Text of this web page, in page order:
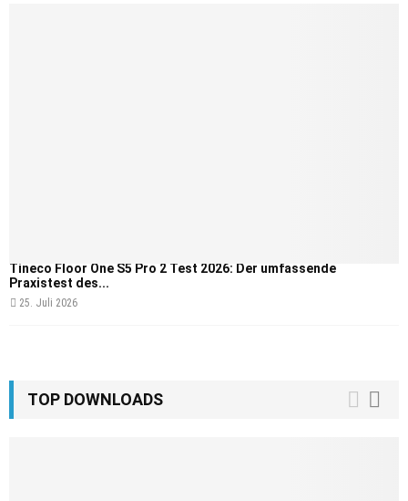
Tineco Floor One S5 Pro 2 Test 2026: Der umfassende
Praxistest des...
25. Juli 2026
TOP DOWNLOADS